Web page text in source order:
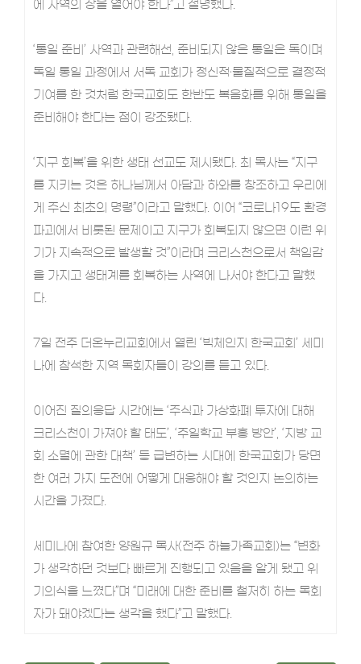
에 사역의 장을 열어야 한다”고 설명했다.
‘통일 준비’ 사역과 관련해선, 준비되지 않은 통일은 독이며
독일 통일 과정에서 서독 교회가 정신적·물질적으로 결정적
기여를 한 것처럼 한국교회도 한반도 복음화를 위해 통일을
준비해야 한다는 점이 강조됐다.
‘지구 회복’을 위한 생태 선교도 제시됐다. 최 목사는 “지구
를 지키는 것은 하나님께서 아담과 하와를 창조하고 우리에
게 주신 최초의 명령”이라고 말했다. 이어 “코로나19도 환경
파괴에서 비롯된 문제이고 지구가 회복되지 않으면 이런 위
기가 지속적으로 발생할 것”이라며 크리스천으로서 책임감
을 가지고 생태계를 회복하는 사역에 나서야 한다고 말했
다.
7일 전주 더온누리교회에서 열린 ‘빅체인지 한국교회’ 세미
나에 참석한 지역 목회자들이 강의를 듣고 있다.
이어진 질의응답 시간에는 ‘주식과 가상화폐 투자에 대해
크리스천이 가져야 할 태도’, ‘주일학교 부흥 방안’, ‘지방 교
회 소멸에 관한 대책’ 등 급변하는 시대에 한국교회가 당면
한 여러 가지 도전에 어떻게 대응해야 할 것인지 논의하는
시간을 가졌다.
세미나에 참여한 양원규 목사(전주 하늘가족교회)는 “변화
가 생각하던 것보다 빠르게 진행되고 있음을 알게 됐고 위
기의식을 느꼈다”며 “미래에 대한 준비를 철저히 하는 목회
자가 돼야겠다는 생각을 했다”고 말했다.